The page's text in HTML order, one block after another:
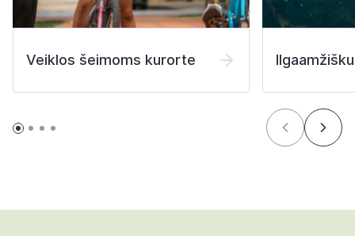
Veiklos šeimoms kurorte